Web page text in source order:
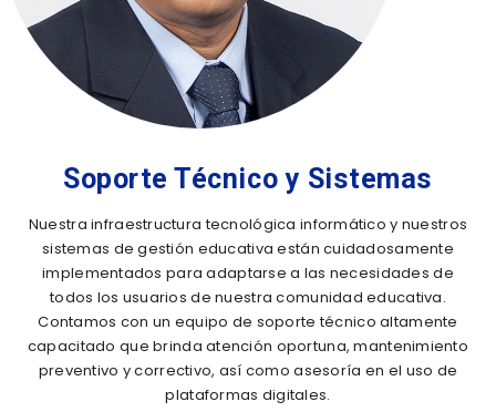
Soporte Técnico y Sistemas
Nuestra infraestructura tecnológica informático y nuestros
sistemas de gestión educativa están cuidadosamente
implementados para adaptarse a las necesidades de
todos los usuarios de nuestra comunidad educativa.
Contamos con un equipo de soporte técnico altamente
capacitado que brinda atención oportuna, mantenimiento
preventivo y correctivo, así como asesoría en el uso de
plataformas digitales.